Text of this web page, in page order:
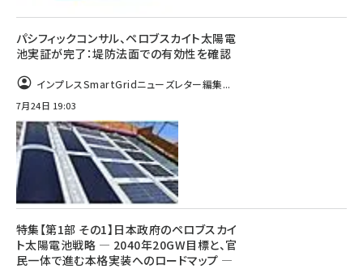
パシフィックコンサル、ペロブスカイト太陽電
池実証が完了：堤防法面での有効性を確認
インプレスSmartGridニューズレター編集...
7月24日 19:03
特集【第1部 その1】日本政府のペロブスカイ
ト太陽電池戦略 ― 2040年20GW目標と、官
民一体で進む本格実装へのロードマップ ―